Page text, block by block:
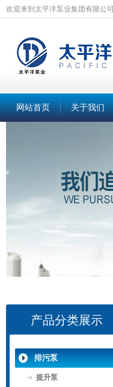
欢迎来到太平洋泵业集团有限公司
网站首页 关于我们
产品分类展示
排污泵
提升泵